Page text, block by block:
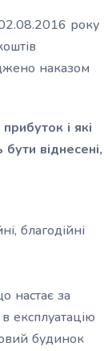
року
наказом
і які
віднесені,
благодійні
настає за
експлуатацію
будинок